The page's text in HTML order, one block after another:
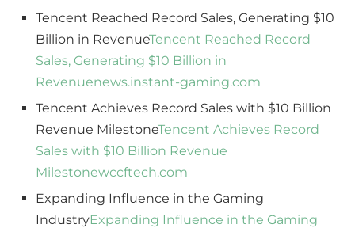
Tencent Reached Record Sales, Generating $10
Billion in RevenueTencent Reached Record
Sales, Generating $10 Billion in
Revenuenews.instant-gaming.com
Tencent Achieves Record Sales with $10 Billion
Revenue MilestoneTencent Achieves Record
Sales with $10 Billion Revenue
Milestonewccftech.com
Expanding Influence in the Gaming
IndustryExpanding Influence in the Gaming